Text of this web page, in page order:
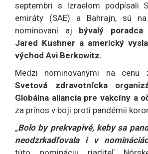
septembri s Izraelom podpísali
emiráty (SAE) a Bahrajn, sú
nominovaní aj bývalý
Jared Kushner a americký
východ Avi Berkowitz.
Medzi nominovanými na
Svetová zdravotnícka
Globálna aliancia pre vakcíny a
za prínos v boji proti pandémii
„Bolo by prekvapivé, keby sa
neodzrkadľovala i v